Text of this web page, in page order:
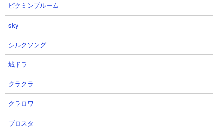
３．にゃんこ塔35階 かさじぞう使用攻略
【出撃メンバー】
【攻略概要】
「hiro」さんの攻略動画です。にゃんコンボはライバル宣言、百鬼
夜行を使用。中距離の王者かさじぞうを使った王道攻略ですね。
ピクミンブルーム
sky
シルクソング
城ドラ
クラクラ
クラロワ
ブロスタ